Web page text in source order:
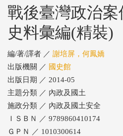
戰後臺灣政治
史料彙編(精裝)
編/著/譯者 ／ 謝培屏，何鳳嬌
出版機關 ／ 國史館
出版日期 ／ 2014-05
主題分類 ／ 內政及國土
施政分類 ／ 內政及國土安全
ＩＳＢＮ ／ 9789860410174
ＧＰＮ ／ 1010300614